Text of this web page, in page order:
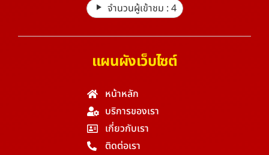
จำนวนผู้เข้าชม : 4
แผนผังเว็บไซต์
หน้าหลัก
บริการของเรา
เกี่ยวกับเรา
ติดต่อเรา